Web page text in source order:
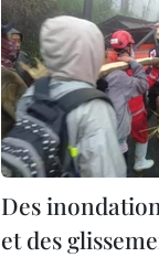
Des
et des